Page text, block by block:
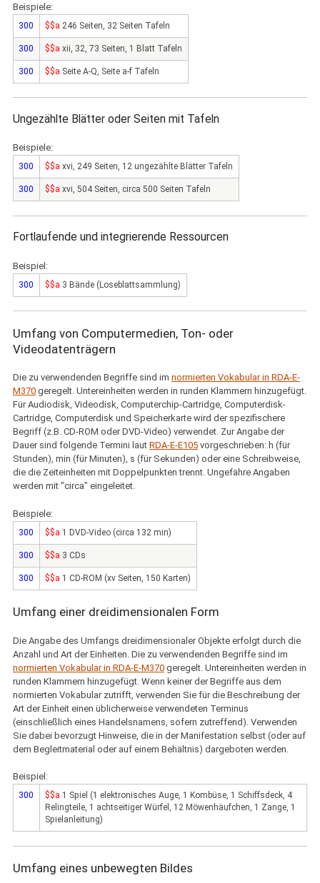
Beispiele:
300 $$a 246 Seiten, 32 Seiten Tafeln
300 $$a xii, 32, 73 Seiten, 1 Blatt Tafeln
300 $$a Seite A-Q, Seite a-f Tafeln
Ungezählte Blätter oder Seiten mit Tafeln
Beispiele:
300 $$a xvi, 249 Seiten, 12 ungezählte Blätter Tafeln
300 $$a xvi, 504 Seiten, circa 500 Seiten Tafeln
Fortlaufende und integrierende Ressourcen
Beispiel:
300 $$a 3 Bände (Loseblattsammlung)
Umfang von Computermedien, Ton- oder
Videodatenträgern
Die zu verwendenden Begriffe sind im normierten Vokabular in RDA-E-
M370 geregelt. Untereinheiten werden in runden Klammern hinzugefügt.
Für Audiodisk, Videodisk, Computerchip-Cartridge, Computerdisk-
Cartridge, Computerdisk und Speicherkarte wird der spezifischere
Begriff (z.B. CD-ROM oder DVD-Video) verwendet. Zur Angabe der
Dauer sind folgende Termini laut RDA-E-E105 vorgeschrieben: h (für
Stunden), min (für Minuten), s (für Sekunden) oder eine Schreibweise,
die die Zeiteinheiten mit Doppelpunkten trennt. Ungefähre Angaben
werden mit "circa" eingeleitet.
Beispiele:
300 $$a 1 DVD-Video (circa 132 min)
300 $$a 3 CDs
300 $$a 1 CD-ROM (xv Seiten, 150 Karten)
Umfang einer dreidimensionalen Form
Die Angabe des Umfangs dreidimensionaler Objekte erfolgt durch die
Anzahl und Art der Einheiten. Die zu verwendenden Begriffe sind im
normierten Vokabular in RDA-E-M370 geregelt. Untereinheiten werden in
runden Klammern hinzugefügt. Wenn keiner der Begriffe aus dem
normierten Vokabular zutrifft, verwenden Sie für die Beschreibung der
Art der Einheit einen üblicherweise verwendeten Terminus
(einschließlich eines Handelsnamens, sofern zutreffend). Verwenden
Sie dabei bevorzugt Hinweise, die in der Manifestation selbst (oder auf
dem Begleitmaterial oder auf einem Behältnis) dargeboten werden.
Beispiel:
300 $$a 1 Spiel (1 elektronisches Auge, 1 Kombüse, 1 Schiffsdeck, 4
Relingteile, 1 achtseitiger Würfel, 12 Möwenhäufchen, 1 Zange, 1
Spielanleitung)
Umfang eines unbewegten Bildes